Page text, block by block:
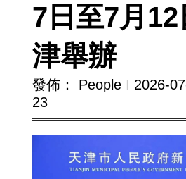
政治/政黨
農業/技術/肥飼料/農藥/產銷
食品/衛生/醫療/照護
7日至7月12
津舉辦
發佈： People Ι 2026-
23